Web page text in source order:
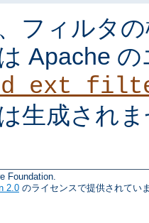
フィルタ
Apache
生成され
Foundation.
2.0 のライセンスで提供されてい